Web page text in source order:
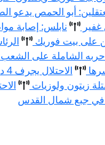
أبو الحمص يدعو
نابلس: إصابة
على بيت فوريك
حربه الشاملة على
في جبع شمال القدس